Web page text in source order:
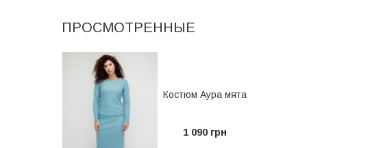
ПРОСМОТРЕННЫЕ
Костюм Аура мята
1 090 грн